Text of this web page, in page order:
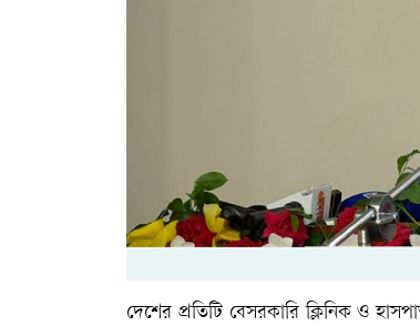
দেশের প্রতিটি বেসরকারি ক্লিনিক ও